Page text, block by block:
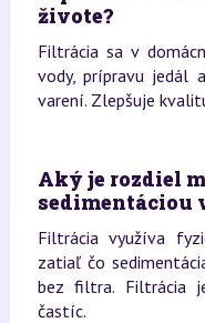
živote?
Filtrácia sa v
vody, prípravu jedál
varení. Zlepšuje
Aký je rozdiel
sedimentáciou
Filtrácia využíva
zatiaľ čo
bez filtra. Filtrácia
častíc.